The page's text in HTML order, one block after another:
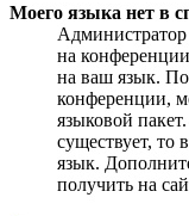
Моего языка нет в
на
на ваш язык.
конференции,
языковой
существует, то
язык.
получить на